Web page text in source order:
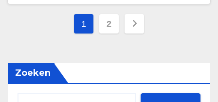
Berichten
1 2
Zoeken